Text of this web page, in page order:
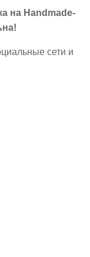
на Handmade-
сети и